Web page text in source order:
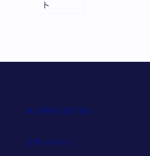
ト
個人情報の取り扱い
お問い合わせ